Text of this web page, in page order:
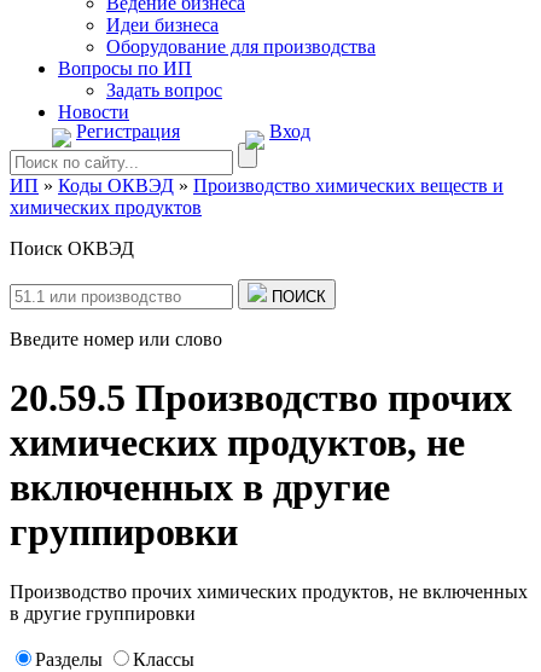
Идеи бизнеса
Оборудование для производства
Вопросы по ИП
Задать вопрос
Новости
Регистрация
Вход
ИП » Коды ОКВЭД » Производство химических веществ и
химических продуктов
Поиск ОКВЭД
ПОИСК
Введите номер или слово
20.59.5 Производство прочих
химических продуктов, не
включенных в другие
группировки
Производство прочих химических продуктов, не включенных
в другие группировки
Разделы
Классы